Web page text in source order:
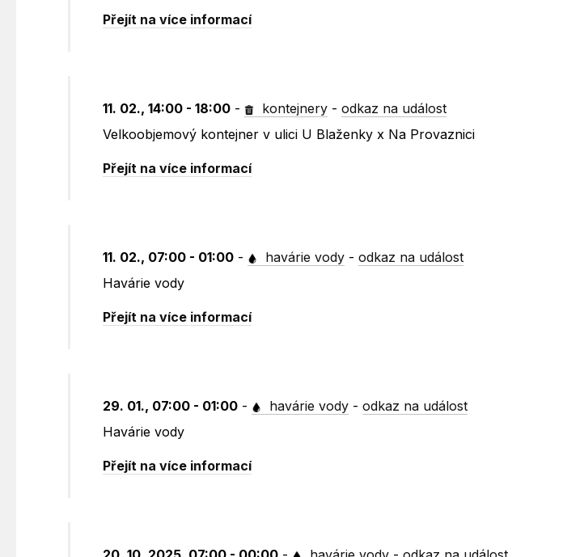
Přejít na více informací
11. 02., 14:00 - 18:00 - kontejnery -odkaz na událost
Velkoobjemový kontejner v ulici U Blaženky x Na Provaznici
Přejít na více informací
11. 02., 07:00 - 01:00 - havárie vody -odkaz na událost
Havárie vody
Přejít na více informací
29. 01., 07:00 - 01:00 - havárie vody -odkaz na událost
Havárie vody
Přejít na více informací